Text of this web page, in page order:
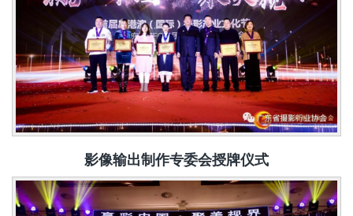
影像输出制作专委会授牌仪式